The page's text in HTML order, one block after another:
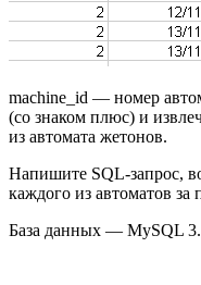
machine_id — номер
(со знаком плюс) и
из автомата жетонов.
Напишите SQL-запрос,
каждого из автоматов за
База данных — MySQL